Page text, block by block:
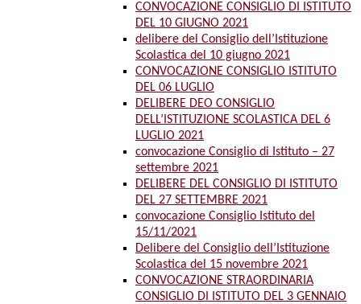
CONVOCAZIONE CONSIGLIO DI ISTITUTO
DEL 10 GIUGNO 2021
delibere del Consiglio dell’Istituzione
Scolastica del 10 giugno 2021
CONVOCAZIONE CONSIGLIO ISTITUTO
DEL 06 LUGLIO
DELIBERE DEO CONSIGLIO
DELL’ISTITUZIONE SCOLASTICA DEL 6
LUGLIO 2021
convocazione Consiglio di Istituto – 27
settembre 2021
DELIBERE DEL CONSIGLIO DI ISTITUTO
DEL 27 SETTEMBRE 2021
convocazione Consiglio Istituto del
15/11/2021
Delibere del Consiglio dell’Istituzione
Scolastica del 15 novembre 2021
CONVOCAZIONE STRAORDINARIA
CONSIGLIO DI ISTITUTO DEL 3 GENNAIO